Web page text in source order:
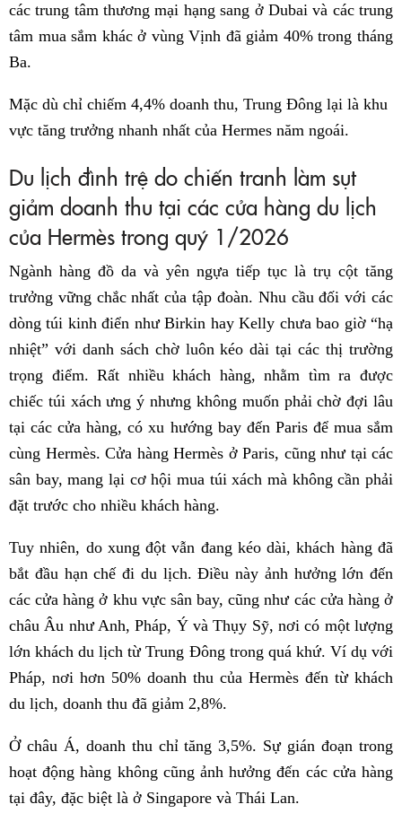
các trung tâm thương mại hạng sang ở Dubai và các trung
tâm mua sắm khác ở vùng Vịnh đã giảm 40% trong tháng
Ba.
Mặc dù chỉ chiếm 4,4% doanh thu, Trung Đông lại là khu
vực tăng trưởng nhanh nhất của Hermes năm ngoái.
Du lịch đình trệ do chiến tranh làm sụt
giảm doanh thu tại các cửa hàng du lịch
của Hermès trong quý 1/2026
Ngành hàng đồ da và yên ngựa tiếp tục là trụ cột tăng
trưởng vững chắc nhất của tập đoàn. Nhu cầu đối với các
dòng túi kinh điển như Birkin hay Kelly chưa bao giờ “hạ
nhiệt” với danh sách chờ luôn kéo dài tại các thị trường
trọng điểm. Rất nhiều khách hàng, nhằm tìm ra được
chiếc túi xách ưng ý nhưng không muốn phải chờ đợi lâu
tại các cửa hàng, có xu hướng bay đến Paris để mua sắm
cùng Hermès. Cửa hàng Hermès ở Paris, cũng như tại các
sân bay, mang lại cơ hội mua túi xách mà không cần phải
đặt trước cho nhiều khách hàng.
Tuy nhiên, do xung đột vẫn đang kéo dài, khách hàng đã
bắt đầu hạn chế đi du lịch. Điều này ảnh hưởng lớn đến
các cửa hàng ở khu vực sân bay, cũng như các cửa hàng ở
châu Âu như Anh, Pháp, Ý và Thụy Sỹ, nơi có một lượng
lớn khách du lịch từ Trung Đông trong quá khứ. Ví dụ với
Pháp, nơi hơn 50% doanh thu của Hermès đến từ khách
du lịch, doanh thu đã giảm 2,8%.
Ở châu Á, doanh thu chỉ tăng 3,5%. Sự gián đoạn trong
hoạt động hàng không cũng ảnh hưởng đến các cửa hàng
tại đây, đặc biệt là ở Singapore và Thái Lan.